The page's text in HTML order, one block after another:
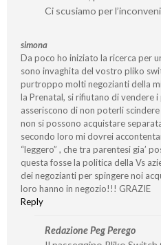
Ci scusiamo per
simona
Da poco ho iniziato la ricerca per
sono invaghita del vostro pliko
purtroppo molti negozianti della
la Prenatal, si rifiutano di vendere i
asseriscono di non poterli
non si possono acquistare
secondo loro mi dovrei
“leggero” , che tra parentesi gia’
questa fosse la politica della Vs
dei negozianti per spingere noi
loro hanno in negozio!!! GRAZIE
Reply
Redazione Peg Perego